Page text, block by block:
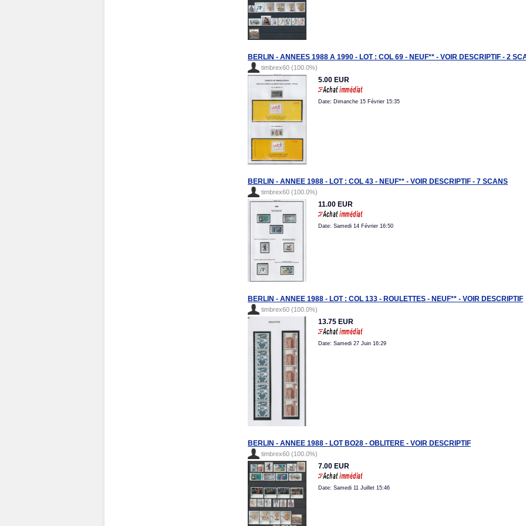
BERLIN - ANNEES 1988 A 1990 - LOT : COL 69 - NEUF** - VOIR DESCRIPTIF - 2
timbrex60 (100.0%)
5.00 EUR
Date: Dimanche 15 Février 15:35
BERLIN - ANNEE 1988 - LOT : COL 43 - NEUF** - VOIR DESCRIPTIF - 7 SCANS
timbrex60 (100.0%)
11.00 EUR
Date: Samedi 14 Février 16:50
BERLIN - ANNEE 1988 - LOT : COL 133 - ROULETTES - NEUF** - VOIR DESCRIPTIF
timbrex60 (100.0%)
13.75 EUR
Date: Samedi 27 Juin 16:29
BERLIN - ANNEE 1988 - LOT BO28 - OBLITERE - VOIR DESCRIPTIF
timbrex60 (100.0%)
7.00 EUR
Date: Samedi 11 Juillet 15:46